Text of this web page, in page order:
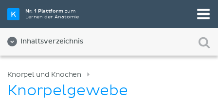
Nr. 1 Plattformzum
Lernen der Anatomie
Inhaltsverzeichnis
Wähle die beste Lernmethode für dich
Videos
Knorpel und Knochen
Knorpelgewebe